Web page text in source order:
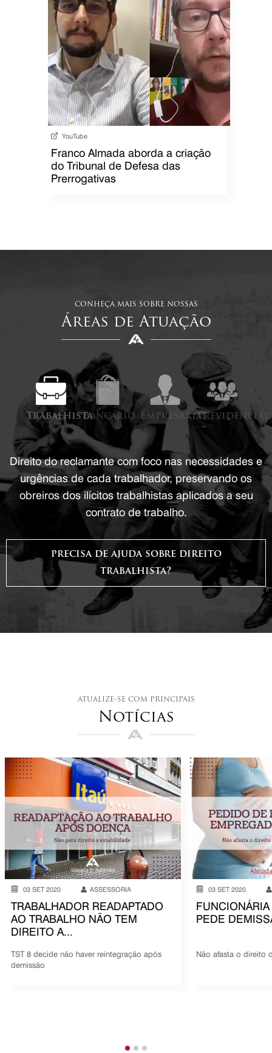
YouTube
Franco Almada aborda a criação
do Tribunal de Defesa das
Prerrogativas
conheça mais sobre nossas
Áreas de Atuação
TrabalhistaBancário Empresarial
Direito do reclamante com foco nas necessidades e
urgências de cada trabalhador, preservando os
obreiros dos ilícitos trabalhistas aplicados a seu
contrato de trabalho.
precisa de ajuda sobre direito
trabalhista?
atualize-se com principais
Notícias
03 SET 2020 ASSESSORIA
TRABALHADOR READAPTADO
AO TRABALHO NÃO TEM
DIREITO A...
TST 8 decide não haver reintegração após
demissão
03 SET 2020
PEDE
Não afasta o direito